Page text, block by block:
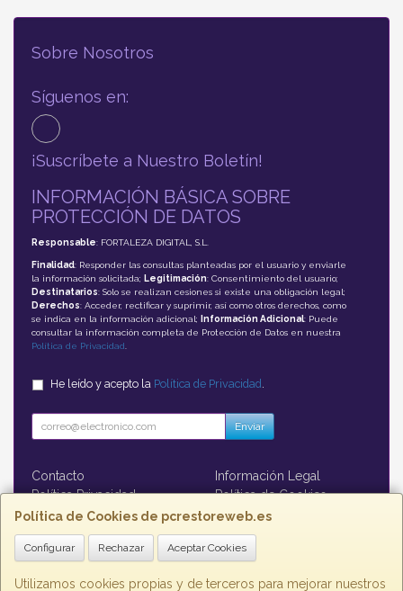
Política de Cookies de pcrestoreweb.es
Configurar Rechazar Aceptar Cookies
Utilizamos cookies propias y de terceros para mejorar nuestros
Sobre Nosotros
Síguenos en:
¡Suscríbete a Nuestro Boletín!
INFORMACIÓN BÁSICA SOBRE
PROTECCIÓN DE DATOS
Responsable: FORTALEZA DIGITAL, S.L.
Finalidad: Responder las consultas planteadas por el usuario y enviarle
la información solicitada; Legitimación: Consentimiento del usuario;
Destinatarios: Solo se realizan cesiones si existe una obligación legal;
Derechos: Acceder, rectificar y suprimir, así como otros derechos, como
se indica en la información adicional;
Información Adicional: Puede
consultar la información completa de Protección de Datos en nuestra
Política de Privacidad
He leído y acepto la Política de Privacidad
Enviar
Contacto
Información Legal
Política Privacidad
Política de Cookies
Formas de Pago
Contacto
contacto@pcrestoreweb.es